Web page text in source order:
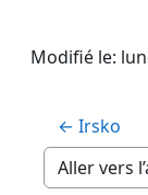
Modifié le:
← Irsko
Aller vers